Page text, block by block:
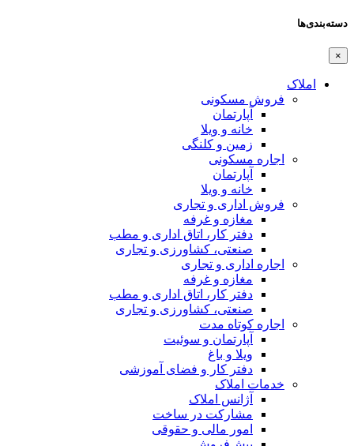
دسته‌بندی‌ها
×
املاک
فروش مسکونی
آپارتمان
خانه و ویلا
زمین و کلنگی
اجاره مسکونی
آپارتمان
خانه و ویلا
فروش اداری و تجاری
مغازه و غرفه
دفتر کار، اتاق اداری و مطب
صنعتی،‌ کشاورزی و تجاری
اجاره اداری و تجاری
مغازه و غرفه
دفتر کار، اتاق اداری و مطب
صنعتی،‌ کشاورزی و تجاری
اجاره کوتاه مدت
آپارتمان و سوئیت
ویلا و باغ
دفتر کار و فضای آموزشی
خدمات املاک
آژانس املاک
مشارکت در ساخت
امور مالی و حقوقی